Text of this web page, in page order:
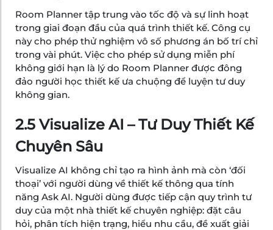
Room Planner tập trung vào tốc độ và sự linh hoạt
trong giai đoạn đầu của quá trình thiết kế. Công cụ
này cho phép thử nghiệm vô số phương án bố trí chỉ
trong vài phút. Việc cho phép sử dụng miễn phí
không giới hạn là lý do Room Planner được đông
đảo người học thiết kế ưa chuộng để luyện tư duy
không gian.
2.5 Visualize AI – Tư Duy Thiết Kế
Chuyên Sâu
Visualize AI không chỉ tạo ra hình ảnh mà còn ‘đối
thoại’ với người dùng về thiết kế thông qua tính
năng Ask AI. Người dùng được tiếp cận quy trình tư
duy của một nhà thiết kế chuyên nghiệp: đặt câu
hỏi, phân tích hiện trạng, hiểu nhu cầu, đề xuất giải